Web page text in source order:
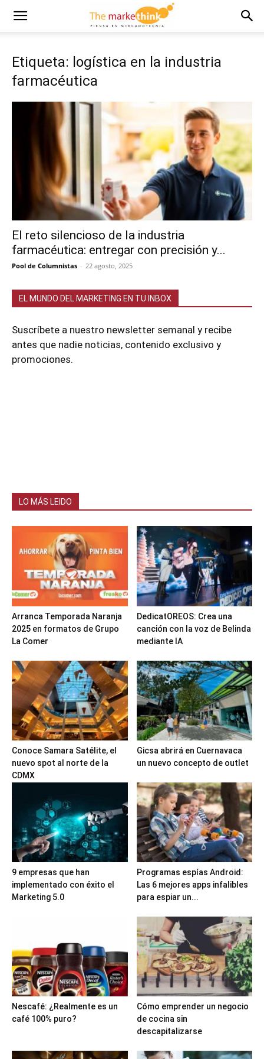
Etiqueta: logística en la industria
farmacéutica
El reto silencioso de la industria
farmacéutica: entregar con precisión y...
Pool de Columnistas - 22 agosto, 2025
EL MUNDO DEL MARKETING EN TU INBOX
Suscríbete a nuestro newsletter semanal y recibe
antes que nadie noticias, contenido exclusivo y
promociones.
LO MÁS LEIDO
Arranca Temporada Naranja
2025 en formatos de Grupo
La Comer
DedicatOREOS: Crea una
canción con la voz de Belinda
mediante IA
Conoce Samara Satélite, el
nuevo spot al norte de la
CDMX
Gicsa abrirá en Cuernavaca
un nuevo concepto de outlet
9 empresas que han
implementado con éxito el
Marketing 5.0
Programas espías Android:
Las 6 mejores apps infalibles
para espiar un...
Nescafé: ¿Realmente es un
café 100% puro?
Cómo emprender un negocio
de cocina sin
descapitalizarse